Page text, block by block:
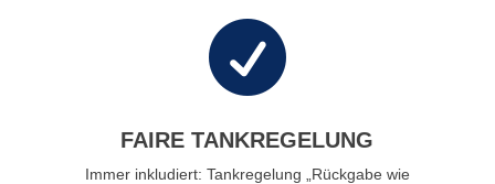

FAIRE TANKREGELUNG
Immer inkludiert: Tankregelung „Rückgabe wie